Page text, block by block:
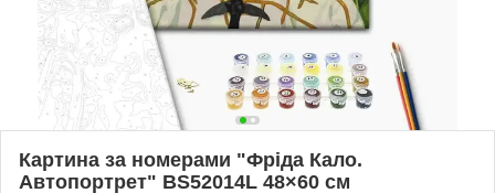
Картина за номерами "Фріда Кало.
Автопортрет" BS52014L 48×60 см